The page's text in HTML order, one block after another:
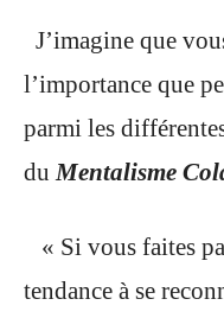
J’imagine que
l’importance que
parmi les
duMentalisme
« Si vous faites
tendance à se